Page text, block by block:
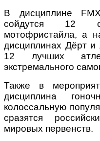
В дисциплине
сойдутся 12
мотофристайла, а
дисциплинах Дёрт и
12 лучших
экстремального
Также в
дисциплина
колоссальную
сразятся
мировых первенств.